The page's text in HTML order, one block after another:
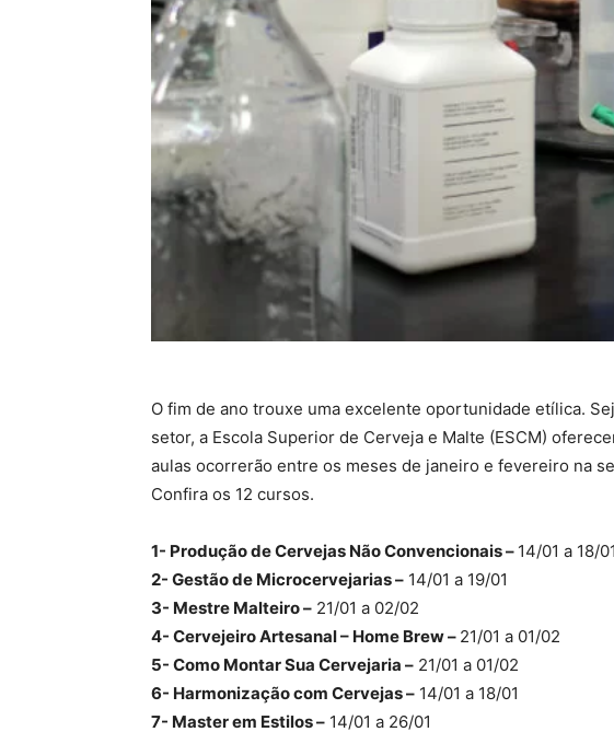
O fim de ano trouxe uma excelente oportunidade etílica.
setor, a Escola Superior de Cerveja e Malte (ESCM)
aulas ocorrerão entre os meses de janeiro e fevereiro na
Confira os 12 cursos.
1- Produção de Cervejas Não Convencionais – 14/01 a 18/01
2- Gestão de Microcervejarias – 14/01 a 19/01
3- Mestre Malteiro – 21/01 a 02/02
4- Cervejeiro Artesanal – Home Brew – 21/01 a 01/02
5- Como Montar Sua Cervejaria – 21/01 a 01/02
6- Harmonização com Cervejas – 14/01 a 18/01
7- Master em Estilos – 14/01 a 26/01